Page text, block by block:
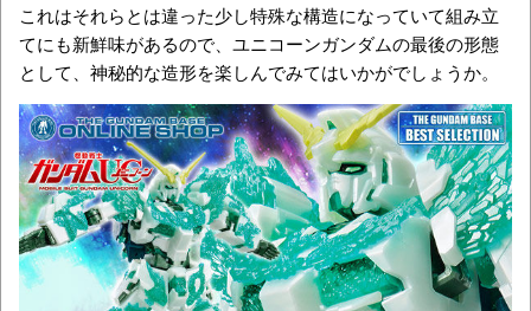
これはそれらとは違った少し特殊な構造になっていて組み立
てにも新鮮味があるので、ユニコーンガンダムの最後の形態
として、神秘的な造形を楽しんでみてはいかがでしょうか。